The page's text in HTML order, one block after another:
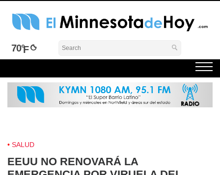
Skip
El Minnesota de Hoy Noticias
Latino Noticias Minnesota News
70°
SALUD
EEUU NO RENOVARÁ LA